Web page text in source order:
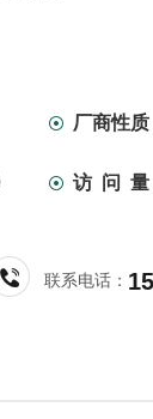
厂商性
访 问 量
联系电话：